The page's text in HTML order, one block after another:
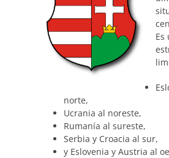
norte,
Ucrania al noreste,
Rumanía al sureste,
Serbia y Croacia al sur,
y Eslovenia y Austria al